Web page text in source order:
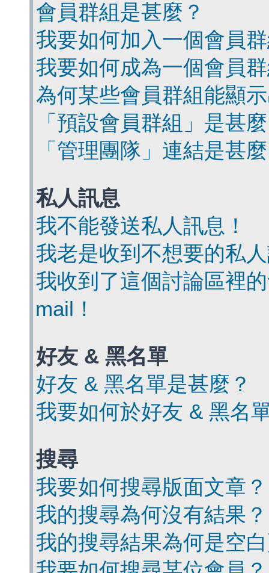
會員群組是甚麼？
我要如何加入一個會員
我要如何成為一個會員
為何某些會員群組能顯
「預設會員群組」是甚
「管理團隊」連結是甚
私人訊息
我不能發送私人訊息！
我老是收到不想要的私
我收到了這個討論區裡
mail！
好友 & 黑名單
好友 & 黑名單是甚麼？
我要如何於好友 & 黑名
搜尋
我要如何搜尋版面文章？
我的搜尋為何沒有結果？
我的搜尋結果為何是空